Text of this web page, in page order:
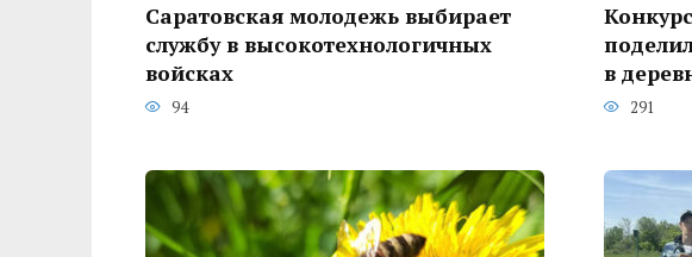
Саратовская молодежь выбирает
службу в высокотехнологичных
войсках
94
в
291